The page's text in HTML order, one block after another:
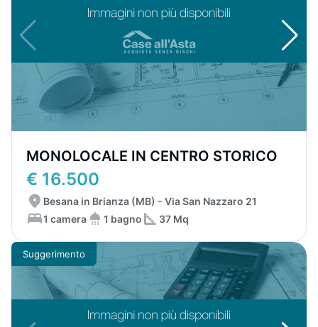
MONOLOCALE IN CENTRO STORICO
€ 16.500
Besana in Brianza (MB) - Via San Nazzaro 21
1 camera
1 bagno 37 Mq
Suggerimento